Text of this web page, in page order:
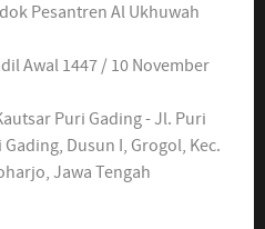
Awal 1447 / 10 November
Puri Gading - Jl. Puri
Dusun I, Grogol, Kec.
Jawa Tengah